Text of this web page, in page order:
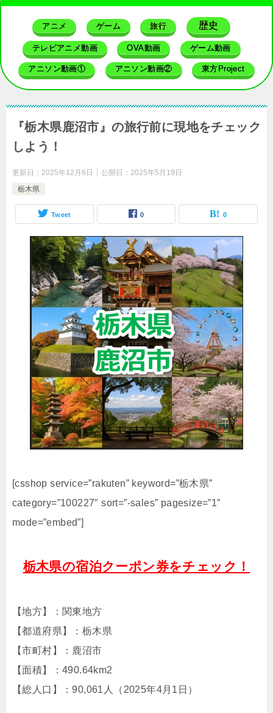
アニメ ゲーム 旅行 歴史
テレビアニメ動画 OVA動画 ゲーム動画
アニソン動画① アニソン動画② 東方Project
『栃木県鹿沼市』の旅行前に現地をチェック
しよう！
更新日： 2025年12月6日 公開日： 2025年5月19日
栃木県
Tweet 0 0
[csshop service=”rakuten” keyword=”栃木県”
category=”100227″ sort=”-sales” pagesize=”1″
mode=”embed”]
栃木県の宿泊クーポン券をチェック！
【地方】：関東地方
【都道府県】：栃木県
【市町村】：鹿沼市
【面積】：490.64km2
【総人口】：90,061人（2025年4月1日）